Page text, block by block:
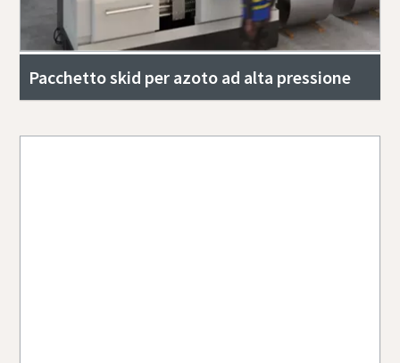
Pacchetto skid per azoto ad alta pressione